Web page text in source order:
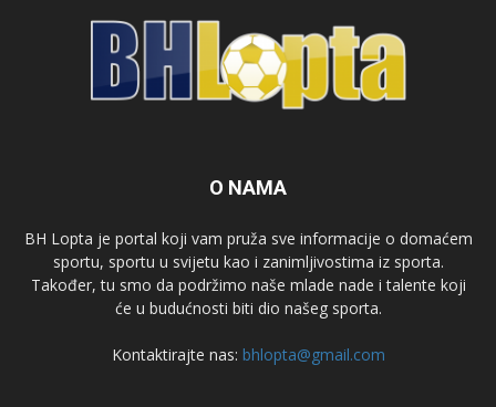
O NAMA
BH Lopta je portal koji vam pruža sve informacije o domaćem
sportu, sportu u svijetu kao i zanimljivostima iz sporta.
Također, tu smo da podržimo naše mlade nade i talente koji
će u budućnosti biti dio našeg sporta.
Kontaktirajte nas: bhlopta@gmail.com